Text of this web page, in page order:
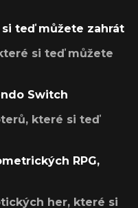
teď můžete zahrát
si teď můžete
Switch
které si teď
RPG,
her, které si